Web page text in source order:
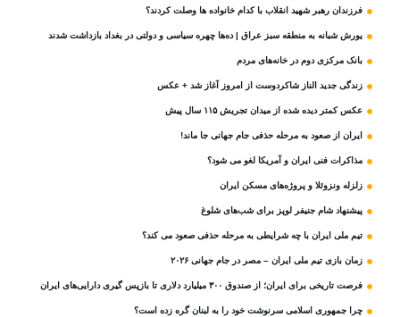
فرزندان رهبر شهید انقلاب با کدام خانواده ها وصلت کردند؟
یورش شبانه به منطقه سبز عراق | ده‌ها چهره سیاسی و دولتی در بغداد بازداشت شدند
بانک مرکزی دوم در خانه‌های مردم
زندگی جدید الناز شاکردوست از امروز آغاز شد + عکس
عکس کمتر دیده شده از میدان تجریش ۱۱۵ سال پیش
ایران از صعود به مرحله حذفی جام جهانی جا ماند!
مذاکرات فنی ایران و آمریکا لغو می شود؟
زلزله ونزوئلا و پروژه‌های مسکن ایران
پیشنهاد شام جنیفر لوپز برای شب‌های شلوغ
تیم ملی ایران با چه شرایطی به مرحله حذفی صعود می کند؟
زمان بازی تیم ملی ایران – مصر در جام جهانی ۲۰۲۶
فرصت تاریخی برای ایران؛ از صندوق ۳۰۰ میلیارد دلاری تا بازپس گیری دارایی‌های ایران
چرا جمهوری اسلامی سرنوشت خود را به لبنان گره زده است؟